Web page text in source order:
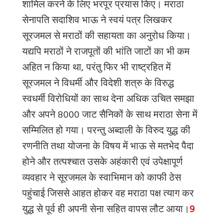
शामिल करने के लिए भरपूर प्रयास किए। मराठा
सेनापति सदाशिव भाऊ ने स्वयं पत्र लिखकर
सूरजमल से मराठों की सहायता का अनुरोध किया।
यद्यपि मराठों ने राजपूतों की भांति जाटों का भी कम
अहित न किया था, परंतु फिर भी राष्ट्रहित में
सूरजमल ने विधर्मी और विदेशी शत्रु के विरुद्ध
स्वधर्मी विरोधियों का साथ देना अधिक उचित समझा
और अपने 8000 जाट सैनिकों के साथ मराठा सेना में
सम्मिलित हो गया। परन्तु अब्दाली के विरुद युद्ध की
रणनीति तथा योजना के विषय में भाऊ से मतभेद पैदा
होने और तत्पश्चात उसके अहंकारी एवं उपेक्षापूर्ण
व्यवहार ने सूरजमल के स्वाभिमान को काफी ठेस
पहुंचाई जिससे आहत होकर वह मराठा पक्ष त्याग कर
युद्ध से पूर्व ही अपनी सेना सहित वापस लौट आया।9